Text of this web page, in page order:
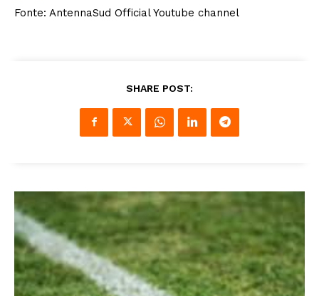
Fonte: AntennaSud Official Youtube channel
SHARE POST: